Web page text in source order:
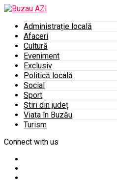
Administrație locală
Afaceri
Cultură
Eveniment
Exclusiv
Politică locală
Social
Sport
Știri din județ
Viața în Buzău
Turism
Connect with us